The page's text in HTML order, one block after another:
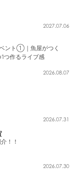
2027.07.06
ント①｜魚屋がつく
つ作るライブ感
2026.08.07
2026.07.31
！！
2026.07.30